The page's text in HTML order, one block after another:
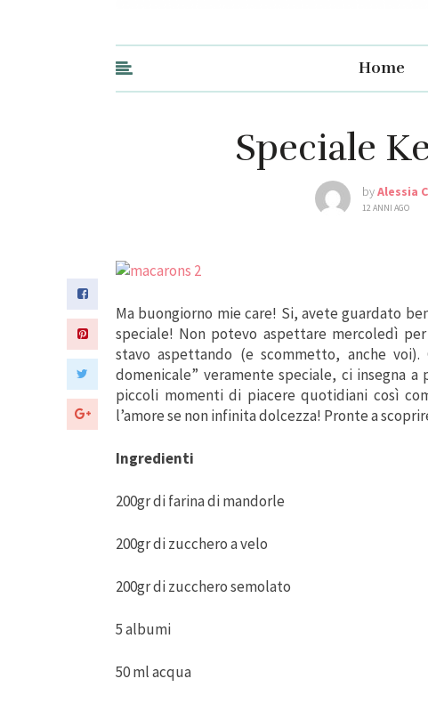
Home
Speciale
byAlessia
12 ANNI AGO
Ma buongiorno mie care! Si, avete guardato
speciale! Non potevo aspettare mercoledì
stavo aspettando (e scommetto, anche voi).
domenicale” veramente speciale, ci insegna
piccoli momenti di piacere quotidiani così
l’amore se non infinita dolcezza! Pronte a
Ingredienti
200gr di farina di mandorle
200gr di zucchero a velo
200gr di zucchero semolato
5 albumi
50 ml acqua